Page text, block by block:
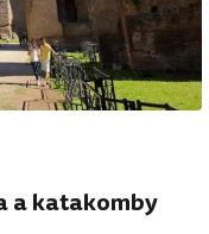
a katakomby